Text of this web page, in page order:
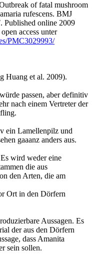
of fatal mushroom
rufescens. BMJ
Published online 2009
access unter
PMC3029993/
Huang et al. 2009).
passen, aber definitiv
nach einem Vertreter der
ein Lamellenpilz und
gaaanz anders aus.
wird weder eine
die aus
den Arten, die am
Ort in den Dörfern
Aussagen. Es
der aus den Dörfern
dass Amanita
sein sollen.